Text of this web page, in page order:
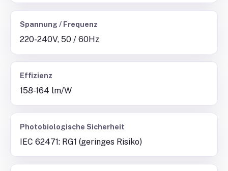
Spannung / Frequenz
220-240V, 50 / 60Hz
Effizienz
158-164 lm/W
Photobiologische Sicherheit
IEC 62471: RG1 (geringes Risiko)